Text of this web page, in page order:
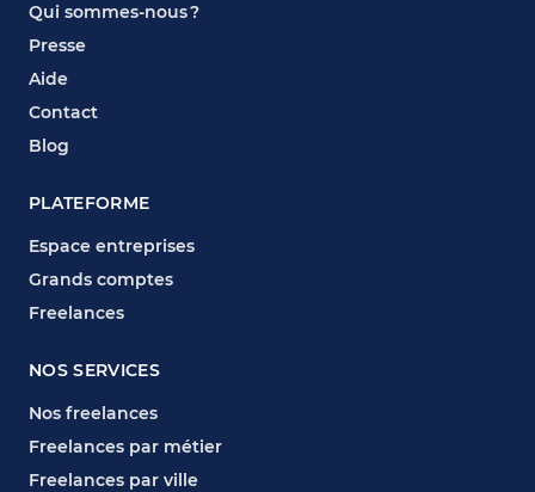
Qui sommes-nous ?
Presse
Aide
Contact
Blog
PLATEFORME
Espace entreprises
Grands comptes
Freelances
NOS SERVICES
Nos freelances
Freelances par métier
Freelances par ville